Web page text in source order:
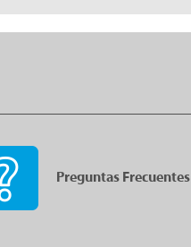
Preguntas Frecuentes